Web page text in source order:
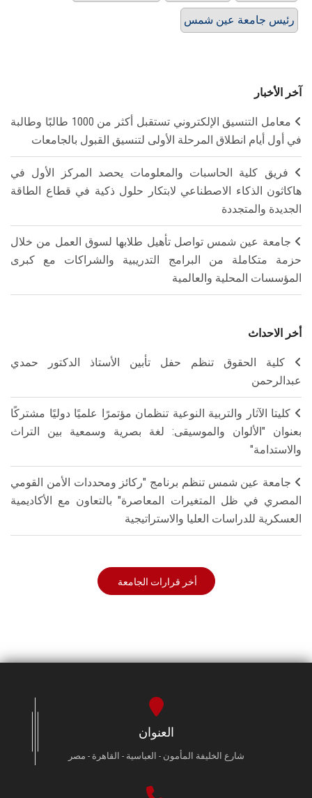
رئيس جامعة عين شمس
آخر الأخبار
معامل التنسيق الإلكتروني تستقبل أكثر من 1000 طالبًا وطالبة
في أول أيام انطلاق المرحلة الأولى لتنسيق القبول بالجامعات
فريق كلية الحاسبات والمعلومات يحصد المركز الأول في
هاكاثون الذكاء الاصطناعي لابتكار حلول ذكية في قطاع الطاقة
الجديدة والمتجددة
جامعة عين شمس تواصل تأهيل طلابها لسوق العمل من خلال
حزمة متكاملة من البرامج التدريبية والشراكات مع كبرى
المؤسسات المحلية والعالمية
أخر الاحداث
كلية الحقوق تنظم حفل تأبين الأستاذ الدكتور حمدي
عبدالرحمن
كليتا الآثار والتربية النوعية تنظمان مؤتمرًا علميًا دوليًا مشتركًا
بعنوان "الألوان والموسيقى: لغة بصرية وسمعية بين التراث
والاستدامة"
جامعة عين شمس تنظم برنامج "ركائز ومحددات الأمن القومي
المصري في ظل المتغيرات المعاصرة" بالتعاون مع الأكاديمية
العسكرية للدراسات العليا والاستراتيجية
أخر قرارات الجامعة
العنوان
شارع الخليفة المأمون - العباسية - القاهرة - مصر